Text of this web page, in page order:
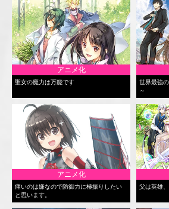
アニメ化
聖女の魔力は万能です
世界最強
～
アニメ化
痛いのは嫌なので防御力に極振りしたい
と思います。
父は英雄